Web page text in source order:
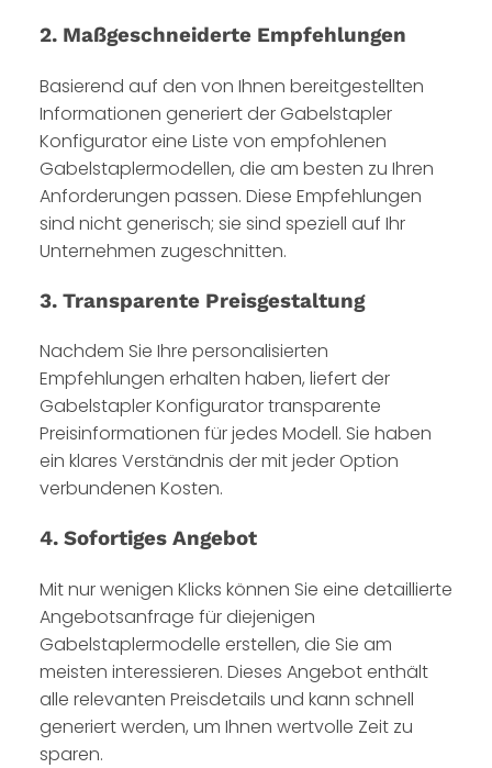
2. Maßgeschneiderte Empfehlungen
Basierend auf den von Ihnen bereitgestellten
Informationen generiert der Gabelstapler
Konfigurator eine Liste von empfohlenen
Gabelstaplermodellen, die am besten zu Ihren
Anforderungen passen. Diese Empfehlungen
sind nicht generisch; sie sind speziell auf Ihr
Unternehmen zugeschnitten.
3. Transparente Preisgestaltung
Nachdem Sie Ihre personalisierten
Empfehlungen erhalten haben, liefert der
Gabelstapler Konfigurator transparente
Preisinformationen für jedes Modell. Sie haben
ein klares Verständnis der mit jeder Option
verbundenen Kosten.
4. Sofortiges Angebot
Mit nur wenigen Klicks können Sie eine detaillierte
Angebotsanfrage für diejenigen
Gabelstaplermodelle erstellen, die Sie am
meisten interessieren. Dieses Angebot enthält
alle relevanten Preisdetails und kann schnell
generiert werden, um Ihnen wertvolle Zeit zu
sparen.